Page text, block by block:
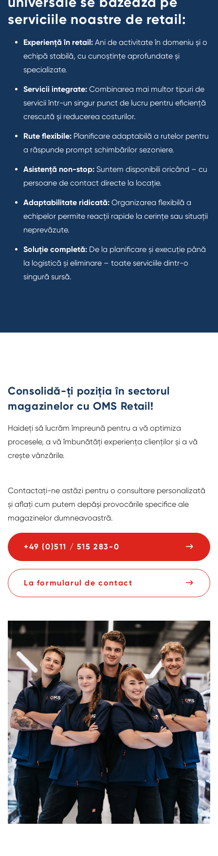
serviciile noastre de retail:
Experiență în retail: Ani de activitate în domeniu și o
echipă stabilă, cu cunoștințe aprofundate și
specializate.
Servicii integrate: Combinarea mai multor tipuri de
servicii într-un singur punct de lucru pentru eficiență
crescută și reducerea costurilor.
Rute flexibile: Planificare adaptabilă a rutelor pentru
a răspunde prompt schimbărilor sezoniere.
Asistență non-stop: Suntem disponibili oricând – cu
persoane de contact directe la locație.
Adaptabilitate ridicată: Organizarea flexibilă a
echipelor permite reacții rapide la cerințe sau situații
neprevăzute.
Soluție completă: De la planificare și execuție până
la logistică și eliminare – toate serviciile dintr-o
singură sursă.
Consolidă-ți poziția în sectorul
magazinelor cu OMS Retail!
Haideți să lucrăm împreună pentru a vă optimiza
procesele, a vă îmbunătăți experiența clienților și a vă
crește vânzările.
Contactați-ne astăzi pentru o consultare personalizată
și aflați cum putem depăși provocările specifice ale
magazinelor dumneavoastră.
+49 (0)511 / 515 283-0
La formularul de contact